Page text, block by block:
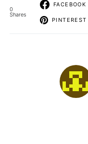
0
Shares
FACEBOOK
PINTEREST